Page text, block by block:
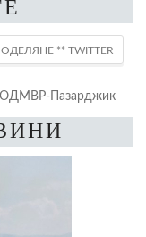
ОДМВР-Пазарджик